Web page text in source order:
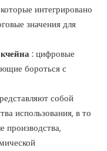
интегрировано
значения для
: цифровые
бороться с
собой
использования, в то
производства,